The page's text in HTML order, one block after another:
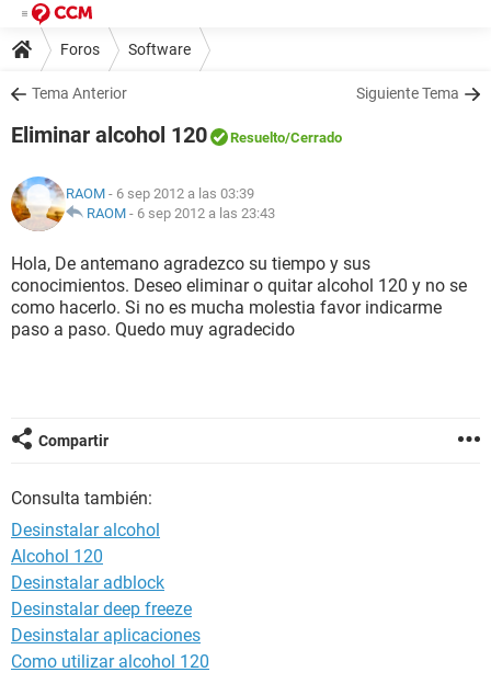
Foros Software
Tema Anterior Siguiente Tema
Eliminar alcohol 120 Resuelto/Cerrado
RAOM - 6 sep 2012 a las 03:39
RAOM - 6 sep 2012 a las 23:43
Hola, De antemano agradezco su tiempo y sus
conocimientos. Deseo eliminar o quitar alcohol 120 y no se
como hacerlo. Si no es mucha molestia favor indicarme
paso a paso. Quedo muy agradecido
Compartir
Consulta también:
Desinstalar alcohol
Alcohol 120
Desinstalar adblock
Desinstalar deep freeze
Desinstalar aplicaciones
Como utilizar alcohol 120